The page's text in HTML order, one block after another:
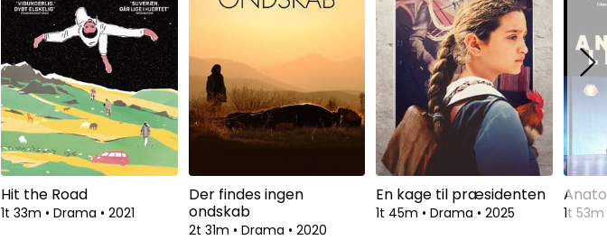
Hit the Road
1t 33m • Drama • 2021
Der findes ingen
ondskab
2t 31m • Drama • 2020
En kage til præsidenten
1t 45m • Drama • 2025 1t 53m